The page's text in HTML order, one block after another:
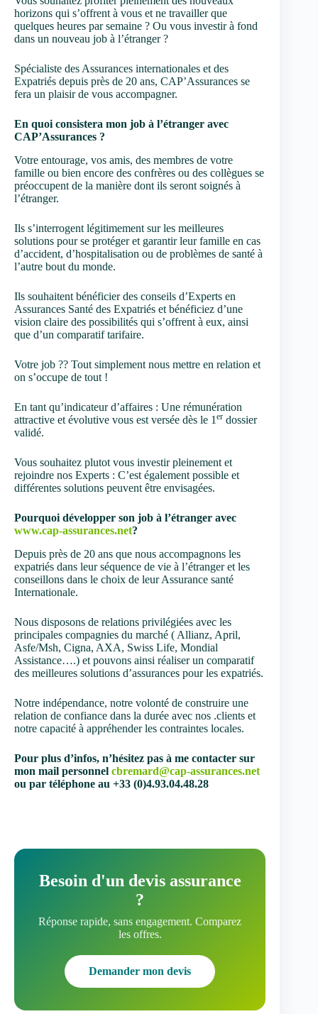
horizons qui s’offrent à vous et ne travailler que
quelques heures par semaine ? Ou vous investir à fond
dans un nouveau job à l’étranger ?
Spécialiste des Assurances internationales et des
Expatriés depuis près de 20 ans, CAP’Assurances se
fera un plaisir de vous accompagner.
En quoi consistera mon job à l’étranger avec
CAP’Assurances ?
Votre entourage, vos amis, des membres de votre
famille ou bien encore des confrères ou des collègues se
préoccupent de la manière dont ils seront soignés à
l’étranger.
Ils s’interrogent légitimement sur les meilleures
solutions pour se protéger et garantir leur famille en cas
d’accident, d’hospitalisation ou de problèmes de santé à
l’autre bout du monde.
Ils souhaitent bénéficier des conseils d’Experts en
Assurances Santé des Expatriés et bénéficiez d’une
vision claire des possibilités qui s’offrent à eux, ainsi
que d’un comparatif tarifaire.
Votre job ?? Tout simplement nous mettre en relation et
on s’occupe de tout !
En tant qu’indicateur d’affaires : Une rémunération
attractive et évolutive vous est versée dès le 1 er dossier
validé.
Vous souhaitez plutot vous investir pleinement et
rejoindre nos Experts : C’est également possible et
différentes solutions peuvent être envisagées.
Pourquoi développer son job à l’étranger avec
www.cap-assurances.net?
Depuis près de 20 ans que nous accompagnons les
expatriés dans leur séquence de vie à l’étranger et les
conseillons dans le choix de leur Assurance santé
Internationale.
Nous disposons de relations privilégiées avec les
principales compagnies du marché ( Allianz, April,
Asfe/Msh, Cigna, AXA, Swiss Life, Mondial
Assistance….) et pouvons ainsi réaliser un comparatif
des meilleures solutions d’assurances pour les expatriés.
Notre indépendance, notre volonté de construire une
relation de confiance dans la durée avec nos .clients et
notre capacité à appréhender les contraintes locales.
Pour plus d’infos, n’hésitez pas à me contacter sur
mon mail personnel cbremard@cap-assurances.net
ou par téléphone au +33 (0)4.93.04.48.28
Besoin d'un devis assurance
?
Réponse rapide, sans engagement. Comparez
les offres.
Demander mon devis